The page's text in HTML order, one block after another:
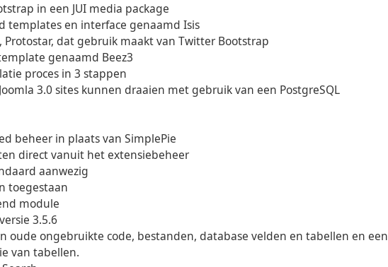
in een JUI media package
templates en interface genaamd Isis
dat gebruik maakt van Twitter Bootstrap
genaamd Beez3
proces in 3 stappen
3.0 sites kunnen draaien met gebruik van een PostgreSQL
beheer in plaats van SimplePie
direct vanuit het extensiebeheer
aanwezig
toegestaan
module
3.5.6
oude ongebruikte code, bestanden, database velden en tabellen en een
van tabellen.